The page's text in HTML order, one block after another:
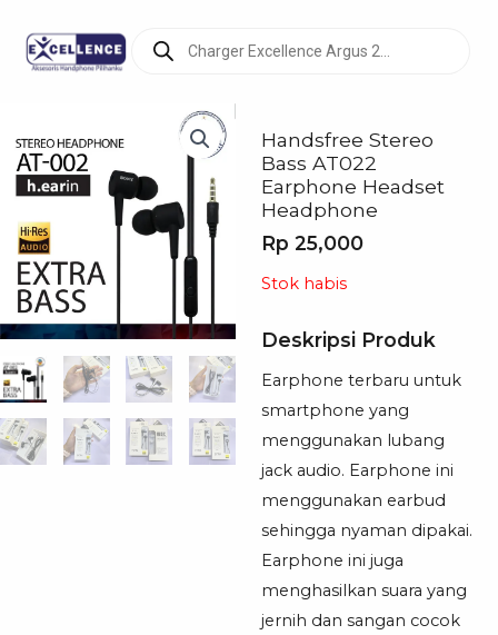
search
Handsfree Stereo
Bass AT022
Earphone Headset
Headphone
Rp 25,000
Stok habis
Deskripsi Produk
Earphone terbaru untuk
smartphone yang
menggunakan lubang
jack audio. Earphone ini
menggunakan earbud
sehingga nyaman dipakai.
Earphone ini juga
menghasilkan suara yang
jernih dan sangan cocok